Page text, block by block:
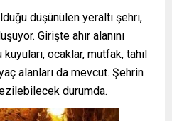
düşünülen yeraltı şehri,
Girişte ahır alanını
ocaklar, mutfak, tahıl
alanları da mevcut. Şehrin
durumda.